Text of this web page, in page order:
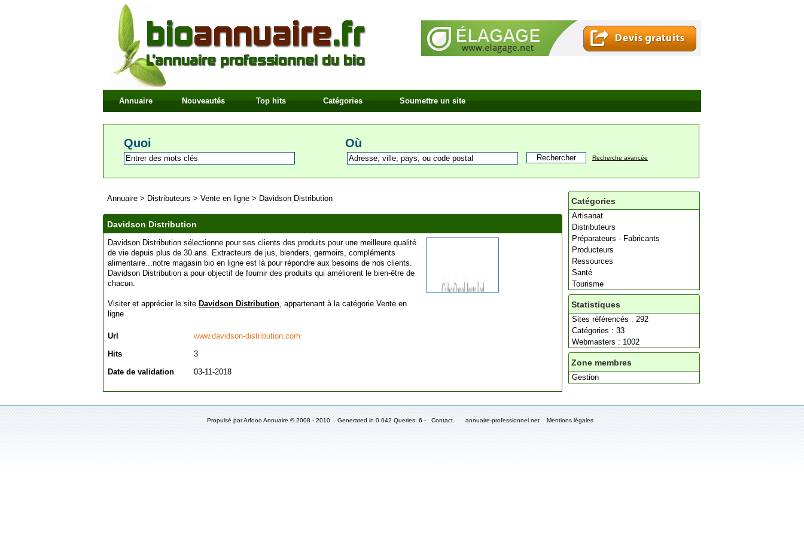
Annuaire Nouveautés Top hits Catégories Soumettre un site
Quoi Où
Recherche avancée
Catégories
Artisanat
Distributeurs
Préparateurs - Fabricants
Producteurs
Ressources
Santé
Tourisme
Statistiques
Sites référencés : 292
Catégories : 33
Webmasters : 1002
Zone membres
Gestion
Annuaire > Distributeurs > Vente en ligne > Davidson Distribution
Davidson Distribution
Davidson Distribution sélectionne pour ses clients des produits pour une meilleure qualité
de vie depuis plus de 30 ans. Extracteurs de jus, blenders, germoirs, compléments
alimentaire...notre magasin bio en ligne est là pour répondre aux besoins de nos clients.
Davidson Distribution a pour objectif de fournir des produits qui améliorent le bien-être de
chacun.
Visiter et apprécier le site Davidson Distribution, appartenant à la catégorie Vente en
ligne
Url
www.davidson-distribution.com
Hits
3
Date de validation
03-11-2018
Propulsé par Arfooo Annuaire © 2008 - 2010 Generated in 0.042 Queries: 6 - Contact annuaire-professionnel.net Mentions légales